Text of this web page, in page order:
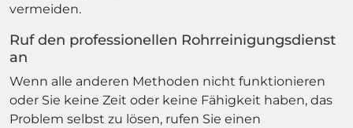
vermeiden.
Ruf den professionellen Rohrreinigungsdienst
an
Wenn alle anderen Methoden nicht funktionieren
oder Sie keine Zeit oder keine Fähigkeit haben, das
Problem selbst zu lösen, rufen Sie einen